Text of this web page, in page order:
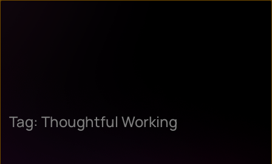
Tag: Thoughtful Working